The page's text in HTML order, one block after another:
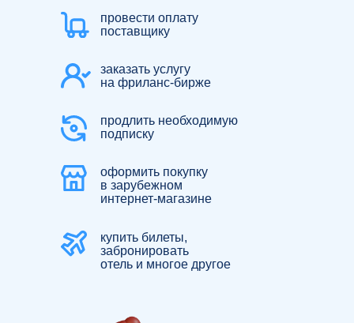
оформить покупку
в зарубежном
интернет-магазине
продлить необходимую
подписку
заказать услугу
на фриланс-бирже
провести оплату
поставщику
купить билеты,
забронировать
отель и многое другое